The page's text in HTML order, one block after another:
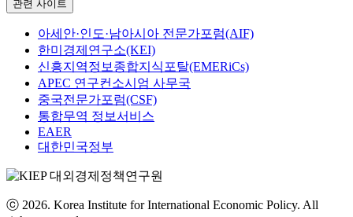
관련 사이트
아세안·인도·남아시아 전문가포럼(AIF)
한미경제연구소(KEI)
신흥지역정보종합지식포탈(EMERiCs)
APEC 연구컨소시엄 사무국
중국전문가포럼(CSF)
통합무역 정보서비스
EAER
대한민국정부
ⓒ 2026. Korea Institute for International Economic Policy. All